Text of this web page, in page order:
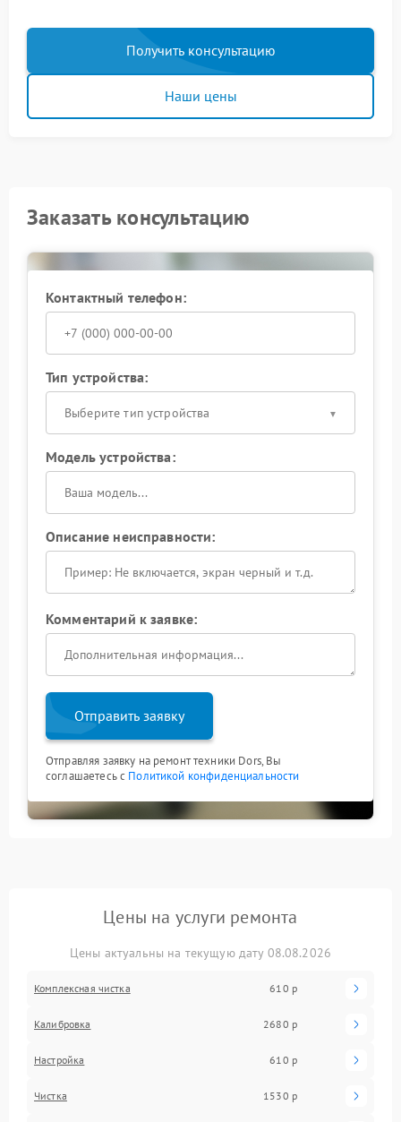
Получить консультацию
Наши цены
Заказать консультацию
Контактный телефон:
Тип устройства:
Выберите тип устройства
Модель устройства:
Описание неисправности:
Комментарий к заявке:
Отправить заявку
Отправляя заявку на ремонт техники Dors, Вы
соглашаетесь с Политикой конфиденциальности
Цены на услуги ремонта
Цены актуальны на текущую дату 08.08.2026
Комплексная чистка 610 р
Калибровка 2680 р
Настройка 610 р
Чистка 1530 р